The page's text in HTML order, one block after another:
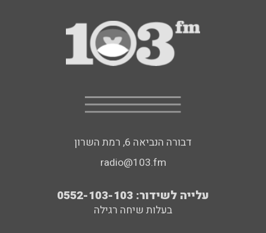
דבורה הנביאה 6, רמת השרון
radio@103.fm
עלייה לשידור: 0552-103-103
בעלות שיחה רגילה